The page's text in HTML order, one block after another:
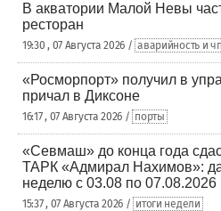
В акватории Малой Невы
ресторан
19:30 , 07 Августа 2026 / аварийность и чп
«Росморпорт» получил в
причал в Диксоне
16:17 , 07 Августа 2026 / порты
«Севмаш» до конца года
ТАРК «Адмирал Нахимов»:
неделю с 03.08 по 07.08.2026
15:37 , 07 Августа 2026 / итоги недели